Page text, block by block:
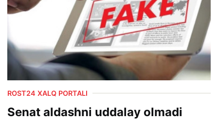
ROST24 XALQ PORTALI
Senat aldashni uddalay olmadi